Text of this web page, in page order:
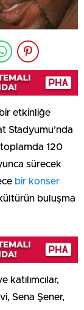
etkinliğe
Stadyumu’nda
120
sürecek
bir konser
buluşma
katılımcılar,
Sena Şener,